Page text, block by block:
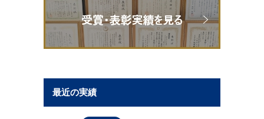
最近の実績